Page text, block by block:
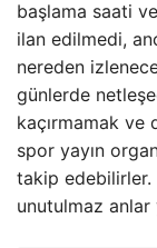
başlama saati
ilan edilmedi,
nereden
günlerde
kaçırmamak ve
spor yayın
takip edebilirler.
unutulmaz anlar